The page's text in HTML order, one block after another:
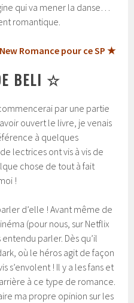
qui va mener la danse…
romantique.
Romance pour ce SP ★
BELI ☆
par une partie
ouvert le livre, je venais
à quelques
lectrices ont vis à vis de
chose de tout à fait
!
d’elle ! Avant même de
(pour nous, sur Netflix
parler. Dès qu’il
où le héros agit de façon
s’envolent ! Il y a les fans et
à ce type de romance.
ma propre opinion sur les